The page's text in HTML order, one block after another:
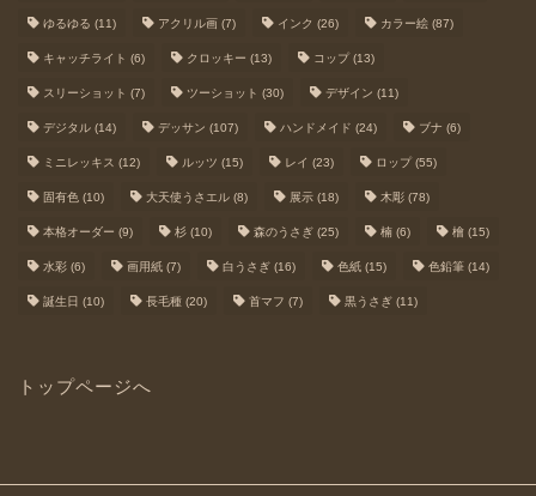
ゆるゆる (11) アクリル画 (7) インク (26) カラー絵 (87)
キャッチライト (6) クロッキー (13) コップ(13)
スリーショット (7) ツーショット (30) デザイン (11)
デジタル (14) デッサン (107) ハンドメイド (24) ブナ (6)
ミニレッキス (12) ルッツ (15) レイ (23) ロップ(55)
固有色 (10) 大天使うさエル (8) 展示 (18) 木彫 (78)
本格オーダー (9) 杉 (10) 森のうさぎ (25) 楠 (6) 檜 (15)
水彩 (6) 画用紙 (7) 白うさぎ (16) 色紙 (15) 色鉛筆 (14)
誕生日 (10) 長毛種 (20) 首マフ (7) 黒うさぎ (11)
トップページへ